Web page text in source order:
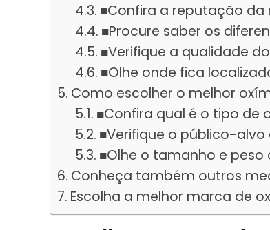
■Confira a reputação da
■Procure saber os
■Verifique a qualidade
■Olhe onde fica
Como escolher o melhor
■Confira qual é o tipo de
■Verifique o público-
■Olhe o tamanho e
Conheça também outros
Escolha a melhor marca de